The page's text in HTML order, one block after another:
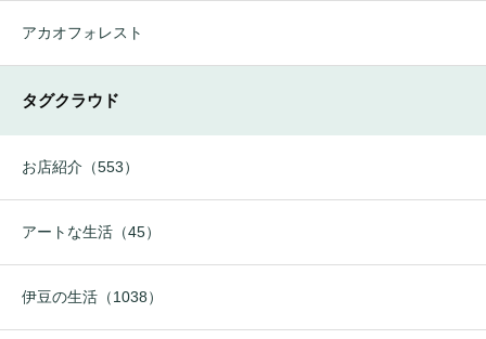
アカオフォレスト
タグクラウド
お店紹介（553）
アートな生活（45）
伊豆の生活（1038）